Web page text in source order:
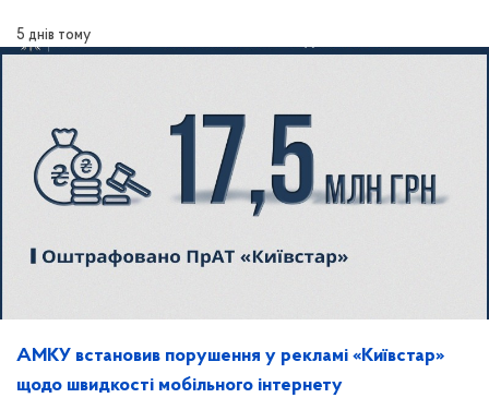
5 днів тому
АМКУ встановив порушення у рекламі «Київстар»
щодо швидкості мобільного інтернету